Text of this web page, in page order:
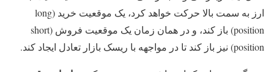
ارز به سمت بالا حرکت خواهد کرد، یک موقعیت خرید (long
position) باز کند، و در همان زمان یک موقعیت فروش (short
position) نیز باز کند تا در مواجهه با ریسک بازار تعادل ایجاد کند.